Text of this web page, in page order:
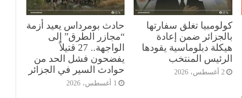
كولومبيا تغلق سفارتها
بالجزائر ضمن إعادة
هيكلة دبلوماسية يقودها
الرئيس المنتخب
2 أغسطس، 2026
حادث بومرداس يعيد أزمة
“مجازر الطرق” إلى
الواجهة.. 27 قتيلاً
يفضحون فشل الحد من
حوادث السير في الجزائر
1 أغسطس، 2026